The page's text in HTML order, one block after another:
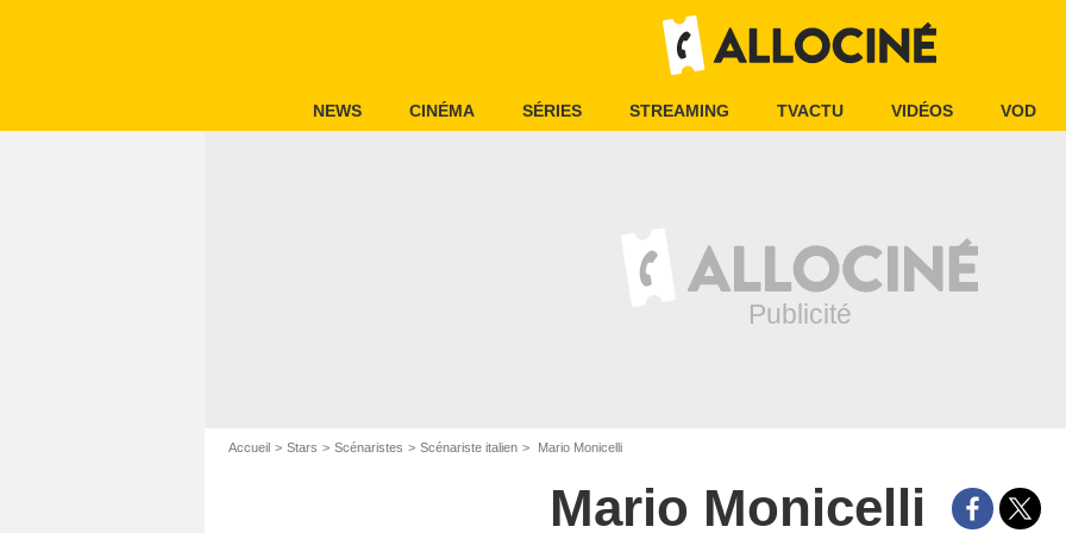
NEWS CINÉMA SÉRIES STREAMING TVACTU VIDÉOS VOD
Accueil Stars Scénaristes Scénariste italien Mario Monicelli
Mario Monicelli